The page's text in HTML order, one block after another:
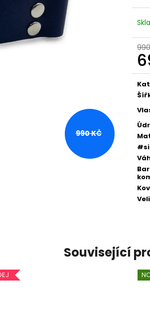
990 KČ
Související